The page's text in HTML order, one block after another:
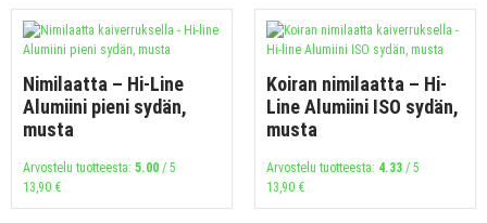
Nimilaatta – Hi-Line
Alumiini pieni sydän,
musta
Arvostelu tuotteesta: 5.00 / 5
13,90 €
Koiran nimilaatta – Hi-
Line Alumiini ISO sydän,
musta
Arvostelu tuotteesta: 4.33 / 5
13,90 €